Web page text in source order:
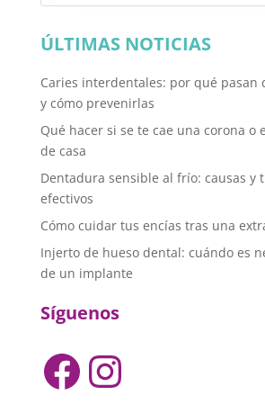
ÚLTIMAS NOTICIAS
Caries interdentales: por qué pasan
y cómo prevenirlas
Qué hacer si se te cae una corona o
de casa
Dentadura sensible al frío: causas y
efectivos
Cómo cuidar tus encías tras una
Injerto de hueso dental: cuándo es
de un implante
Síguenos
Facebook
Instagram